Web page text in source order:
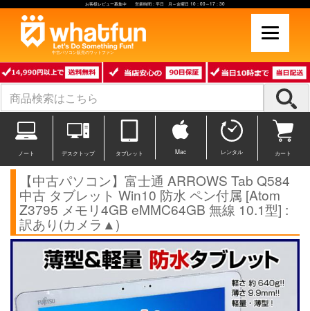
お客様レビュー募集中 営業時間：平日 月～金曜日 10：00～17：30
中古パソコン販売のワットファン
ノート デスクトップ タブレット Mac レンタル カート
【中古パソコン】富士通 ARROWS Tab Q584
中古 タブレット Win10 防水 ペン付属 [Atom
Z3795 メモリ4GB eMMC64GB 無線 10.1型] :
訳あり(カメラ▲)